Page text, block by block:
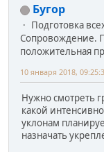
Бугор
Подготовка
Сопровождение.
положительная
10 января 2018,
Нужно смотреть
какой
уклонам
назначать